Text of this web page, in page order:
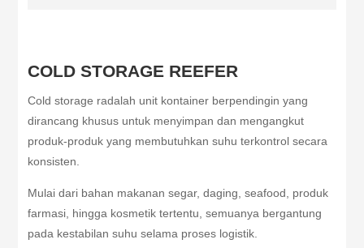
COLD STORAGE REEFER
Cold storage radalah unit kontainer berpendingin yang
dirancang khusus untuk menyimpan dan mengangkut
produk-produk yang membutuhkan suhu terkontrol secara
konsisten.
Mulai dari bahan makanan segar, daging, seafood, produk
farmasi, hingga kosmetik tertentu, semuanya bergantung
pada kestabilan suhu selama proses logistik.